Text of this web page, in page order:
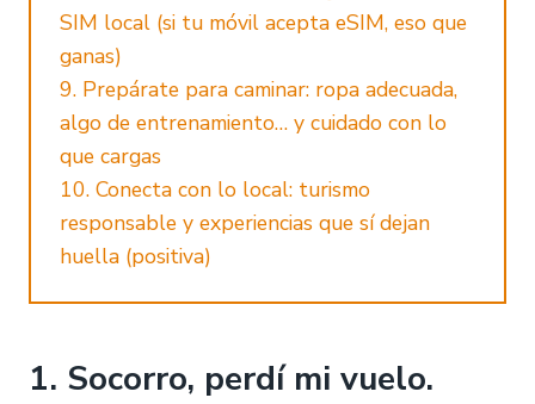
SIM local (si tu móvil acepta eSIM, eso que
ganas)
9. Prepárate para caminar: ropa adecuada,
algo de entrenamiento… y cuidado con lo
que cargas
10. Conecta con lo local: turismo
responsable y experiencias que sí dejan
huella (positiva)
1. Socorro, perdí mi vuelo.